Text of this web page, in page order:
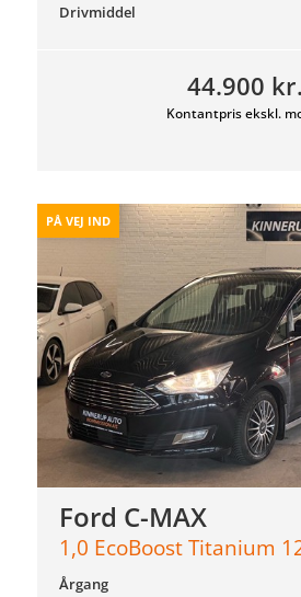
44.900 kr.
Kontantpris ekskl.
Drivmiddel
PÅ VEJ IND
Ford C-MAX
1,0 EcoBoost Titanium
Årgang